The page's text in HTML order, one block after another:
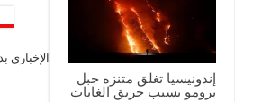
إندونيسيا تغلق متنزه جبل
برومو بسبب حريق الغابات
الإخباري